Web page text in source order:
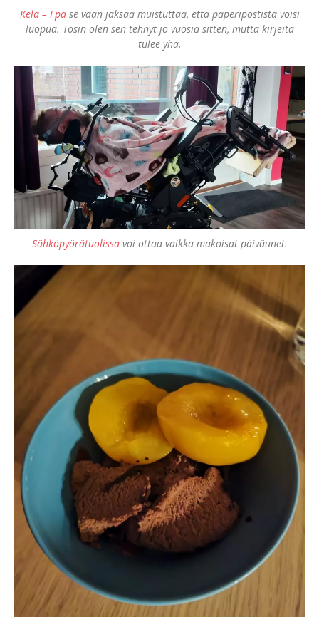
Kela – Fpase vaan jaksaa muistuttaa, että paperipostista voisi
luopua. Tosin olen sen tehnyt jo vuosia sitten, mutta kirjeitä
tulee yhä.
Sähköpyörätuolissavoi ottaa vaikka makoisat päiväunet.